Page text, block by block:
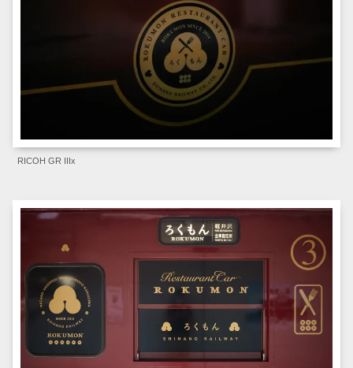
RICOH GR IIIx